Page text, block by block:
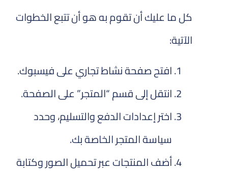
كل ما عليك أن تقوم به هو أن تتبع الخطوات
الآتية:
افتح صفحة نشاط تجاري على فيسبوك.
انتقل إلى قسم “المتجر” على الصفحة.
اختر إعدادات الدفع والتسليم، وحدد
سياسة المتجر الخاصة بك.
أضف المنتجات عبر تحميل الصور وكتابة